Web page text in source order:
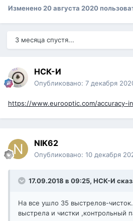
Изменено20 августа 2020
3 месяца спустя...
НСК-И
Опубликовано: 7 декабря
https://www.eurooptic.com/accuracy-
NIK62
Опубликовано: 10 декабря
17.09.2018 в 09:25, НСК-И
На все ушло 35 выстрелов-
выстрела и чистки ,контрольный